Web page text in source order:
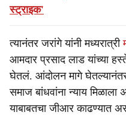
स्ट्राइक'
त्यानंतर जरांगे यांनी मध्यरात्री
आमदार प्रसाद लाड यांच्या
घेतलं. आंदोलन मागे
समाज बांधवांना न्याय मिळाला
याबाबतचा जीआर काढण्यात